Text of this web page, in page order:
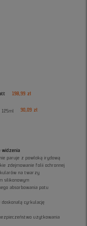
198,99 zł
125ml 30,09 zł
widzenia
paruje z powłoką irydową
zdejmowanie folii ochronnej
na twarzy
silikonowym
absorbowania potu
cyrkulację
użytkowania